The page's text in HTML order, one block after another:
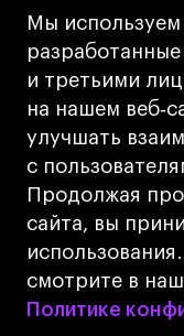
Мы
и третьими
на нашем
улучшать
с
Продолжая
сайта, вы
смотрите в
Политике
Политике
© 2026 БВШД
Кредит на
Лицензия на
деятельности
Университет»
Карта сайта
Дизайн
Разработка